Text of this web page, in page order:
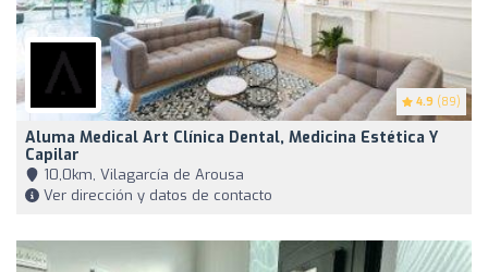
4.9 (89)
Aluma Medical Art Clínica Dental, Medicina Estética Y
Capilar
10,0km, Vilagarcía de Arousa
Ver dirección y datos de contacto